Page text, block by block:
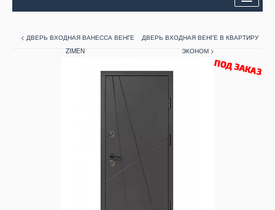
Міжкімнатні двері
< ДВЕРЬ ВХОДНАЯ ВАНЕССА ВЕНГЕ
ZIMEN
ДВЕРЬ ВХОДНАЯ ВЕНГЕ В КВАРТИРУ
ЭКОНОМ >